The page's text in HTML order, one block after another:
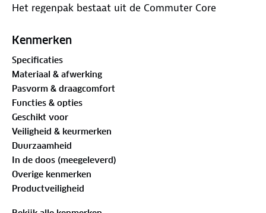
Het regenpak bestaat uit de Commuter Core
Aqualite 5000-stof – een gerecycled, waterdicht
Dankzij de getapete naden blijf je droog, zelfs
tijdens de zwaarste regenbuien.
De regenbroek heeft een V-flap met
klittenbandsluiting en drukknopen bij de enkels,
waardoor je de broek gemakkelijk over je schoenen
kunt trekken en deze goed aansluit voor maximale
bescherming. De regenjas beschikt over een vaste
capuchon met verstelbare trekkoordstoppers voor
extra bescherming tegen de regen.
Kenmerken
Specificaties
Materiaal & afwerking
Pasvorm & draagcomfort
Functies & opties
Geschikt voor
Veiligheid & keurmerken
Duurzaamheid
In de doos (meegeleverd)
Overige kenmerken
Productveiligheid